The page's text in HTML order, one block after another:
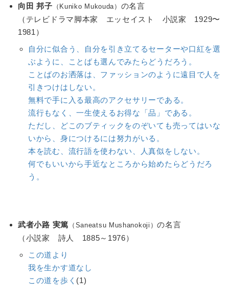
向田 邦子 （Kuniko Mukouda） の名言
（テレビドラマ脚本家 エッセイスト 小説家 1929〜
1981）
自分に似合う、自分を引き立てるセーターや口紅を選
ぶように、ことばも選んでみたらどうだろう。
ことばのお洒落は、ファッションのように遠目で人を
引きつけはしない。
無料で手に入る最高のアクセサリーである。
流行もなく、一生使えるお得な「品」である。
ただし、どこのブティックをのぞいても売ってはいな
いから、身につけるには努力がいる。
本を読む、流行語を使わない、人真似をしない。
何でもいいから手近なところから始めたらどうだろ
う。
武者小路 実篤 （Saneatsu Mushanokoji）の名言
（小説家 詩人 1885～1976）
この道より
我を生かす道なし
この道を歩く (1)